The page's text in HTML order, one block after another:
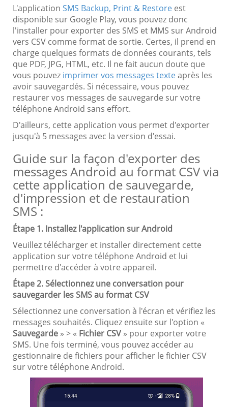
L'application SMS Backup, Print & Restore est
disponible sur Google Play, vous pouvez donc
l'installer pour exporter des SMS et MMS sur Android
vers CSV comme format de sortie. Certes, il prend en
charge quelques formats de données courants, tels
que PDF, JPG, HTML, etc. Il ne fait aucun doute que
vous pouvez imprimer vos messages texteaprès les
avoir sauvegardés. Si nécessaire, vous pouvez
restaurer vos messages de sauvegarde sur votre
téléphone Android sans effort.
D'ailleurs, cette application vous permet d'exporter
jusqu'à 5 messages avec la version d'essai.
Guide sur la façon d'exporter des
messages Android au format CSV via
cette application de sauvegarde,
d'impression et de restauration
SMS :
Étape 1. Installez l'application sur Android
Veuillez télécharger et installer directement cette
application sur votre téléphone Android et lui
permettre d'accéder à votre appareil.
Étape 2. Sélectionnez une conversation pour
sauvegarder les SMS au format CSV
Sélectionnez une conversation à l'écran et vérifiez les
messages souhaités. Cliquez ensuite sur l'option «
Sauvegarde » > « Fichier CSV » pour exporter votre
SMS. Une fois terminé, vous pouvez accéder au
gestionnaire de fichiers pour afficher le fichier CSV
sur votre téléphone Android.